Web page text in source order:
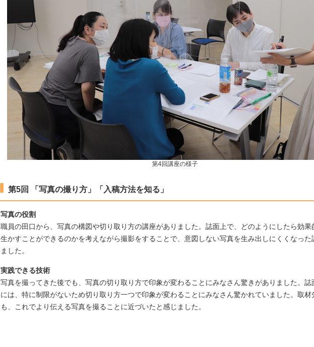
第4回講座の様子
第5回 「写真の撮り方」「入稿方法を知る」
写真の役割
職員の田口から、写真の構図や切り取り方の講座がありました。誌面上で、どのようにしたら効果
生かすことができるのかを考えながら撮影をすることで、意図しない写真を生み出しにくくなった
ました。
実践できる技術
写真を撮ってきた後でも、写真の切り取り方で印象が変わることにみなさん驚きがありました。誌
には、特に制限がないため切り取り方一つで印象が変わることにみなさん驚かれていました。取材
も、これでより伝える写真を撮ることに近づいたと感じました。